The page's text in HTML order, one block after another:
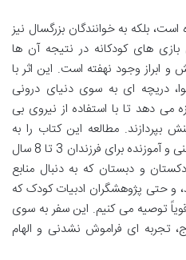
بلکه به خوانندگان بزرگسال نیز
های کودکانه در نتیجه آن ها
و ابراز وجود نهفته است. این اثر با
دریچه ای به سوی دنیای درونی
می دهد تا با استفاده از نیروی بی
بپردازند. مطالعه این کتاب را به
تمامی والدینی که به دنبال منابعی غنی و آموزنده برای فرزندان 3 تا 8 سال
و دبستان که به دنبال منابع
و حتی پژوهشگران ادبیات کودک که
توصیه می کنیم. این سفر به سوی
تجربه ای فراموش نشدنی و الهام